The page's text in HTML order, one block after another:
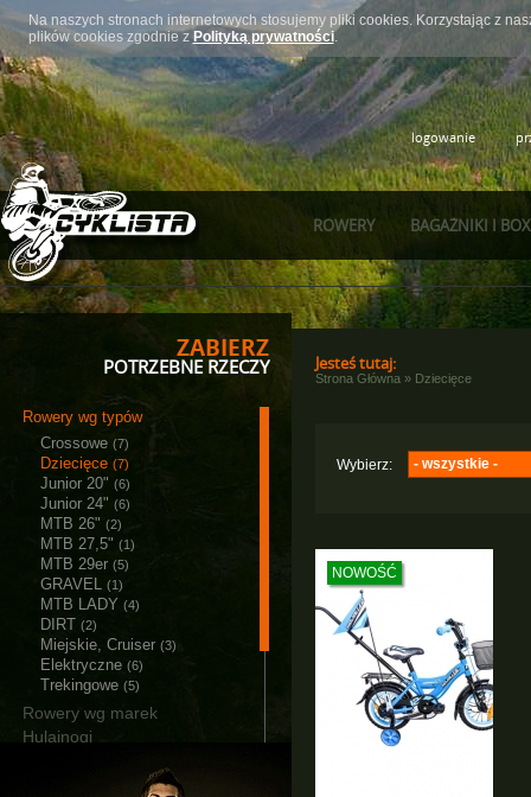
Na naszych stronach internetowych stosujemy pliki cookies. Korzystając z
plików cookies zgodnie zPolityką prywatności.
logowanie
BAGAŻNIKI I
ROWERY
ZABIERZ
POTRZEBNE RZECZY
Rowery wg typów
Crossowe (7)
Dziecięce (7)
Junior 20" (6)
Junior 24" (6)
MTB 26" (2)
MTB 27,5" (1)
MTB 29er (5)
GRAVEL (1)
MTB LADY (4)
DIRT (2)
Miejskie, Cruiser (3)
Elektryczne (6)
Trekingowe (5)
Rowery wg marek
Hulajnogi
Jesteś tutaj:
Strona Główna » Dziecięce
Wybierz: - wszystkie -
NOWOŚĆ